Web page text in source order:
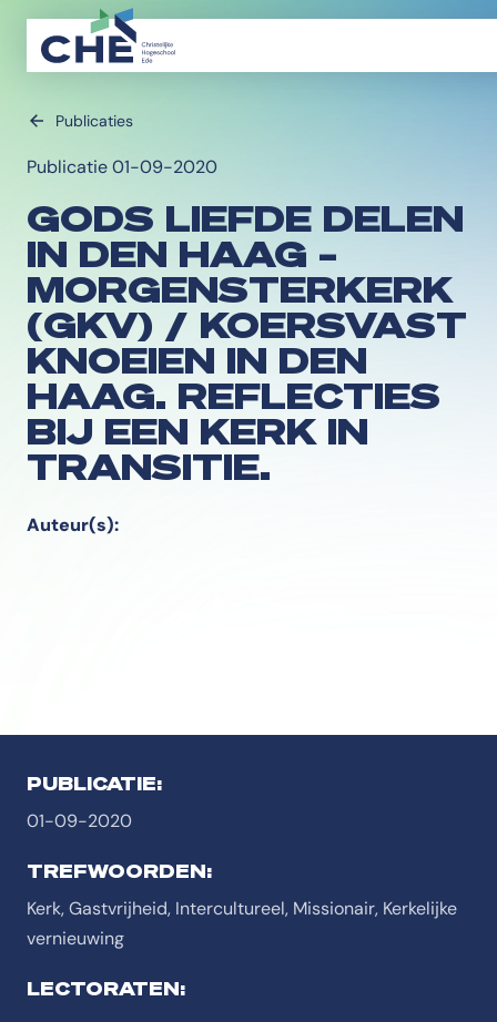
Publicaties
Publicatie 01-09-2020
GODS LIEFDE DELEN
IN DEN HAAG –
MORGENSTERKERK
(GKV) / KOERSVAST
KNOEIEN IN DEN
HAAG. REFLECTIES
BIJ EEN KERK IN
TRANSITIE.
Auteur(s):
PUBLICATIE:
01-09-2020
TREFWOORDEN:
Kerk, Gastvrijheid, Intercultureel, Missionair, Kerkelijke
vernieuwing
LECTORATEN: